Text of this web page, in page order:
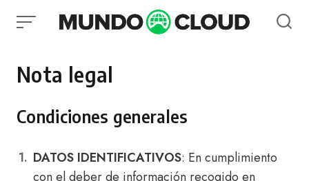
Nota legal
Condiciones generales
DATOS IDENTIFICATIVOS: En cumplimiento
con el deber de información recogido en